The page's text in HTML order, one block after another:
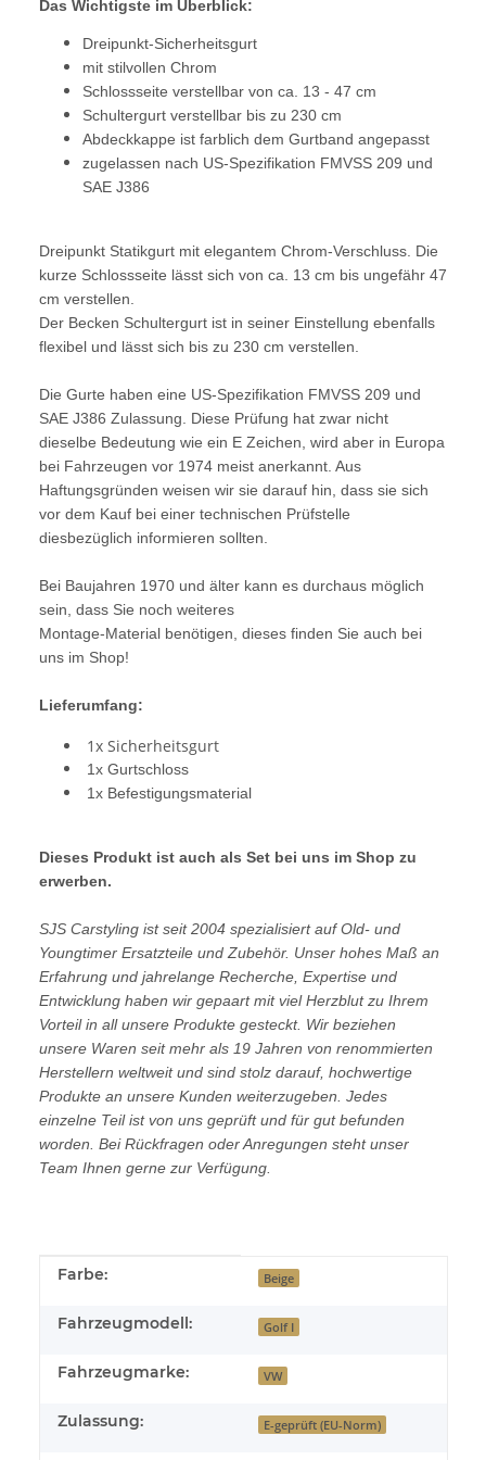
Das Wichtigste im Überblick:
Dreipunkt-Sicherheitsgurt
mit stilvollen Chrom
Schlossseite verstellbar von ca. 13 - 47 cm
Schultergurt verstellbar bis zu 230 cm
Abdeckkappe ist farblich dem Gurtband angepasst
zugelassen nach US-Spezifikation FMVSS 209 und
SAE J386
Dreipunkt Statikgurt mit elegantem Chrom-Verschluss. Die
kurze Schlossseite lässt sich von ca. 13 cm bis ungefähr 47
cm verstellen.
Der Becken Schultergurt ist in seiner Einstellung ebenfalls
flexibel und lässt sich bis zu 230 cm verstellen.
Die Gurte haben eine US-Spezifikation FMVSS 209 und
SAE J386 Zulassung. Diese Prüfung hat zwar nicht
dieselbe Bedeutung wie ein E Zeichen, wird aber in Europa
bei Fahrzeugen vor 1974 meist anerkannt. Aus
Haftungsgründen weisen wir sie darauf hin, dass sie sich
vor dem Kauf bei einer technischen Prüfstelle
diesbezüglich informieren sollten.
Bei Baujahren 1970 und älter kann es durchaus möglich
sein, dass Sie noch weiteres
Montage-Material benötigen, dieses finden Sie auch bei
uns im Shop!
Lieferumfang:
1x Sicherheitsgurt
1x Gurtschloss
1x Befestigungsmaterial
Dieses Produkt ist auch als Set bei uns im Shop zu
erwerben.
SJS Carstyling ist seit 2004 spezialisiert auf Old- und
Youngtimer Ersatzteile und Zubehör. Unser hohes Maß an
Erfahrung und jahrelange Recherche, Expertise und
Entwicklung haben wir gepaart mit viel Herzblut zu Ihrem
Vorteil in all unsere Produkte gesteckt. Wir beziehen
unsere Waren seit mehr als 19 Jahren von renommierten
Herstellern weltweit und sind stolz darauf, hochwertige
Produkte an unsere Kunden weiterzugeben. Jedes
einzelne Teil ist von uns geprüft und für gut befunden
worden. Bei Rückfragen oder Anregungen steht unser
Team Ihnen gerne zur Verfügung.
Produkteigenschaft
Wert
Farbe: Beige
Fahrzeugmodell: Golf I
Fahrzeugmarke: VW
Zulassung: E-geprüft (EU-Norm)